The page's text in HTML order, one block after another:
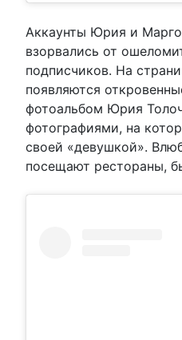
Аккаунты Юрия и
взорвались от
подписчиков. На
появляются
фотоальбом Юрия
фотографиями, на
своей «девушкой».
посещают рестораны,